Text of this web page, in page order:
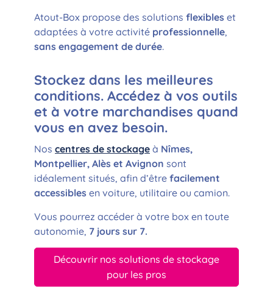
Atout-Box propose des solutions flexibles et
adaptées à votre activité professionnelle,
sans engagement de durée.
Stockez dans les meilleures
conditions. Accédez à vos outils
et à votre marchandises quand
vous en avez besoin.
Nos centres de stockage à Nîmes,
Montpellier, Alès et Avignon sont
idéalement situés, afin d’être facilement
accessibles en voiture, utilitaire ou camion.
Vous pourrez accéder à votre box en toute
autonomie, 7 jours sur 7.
Découvrir nos solutions de stockage
pour les pros